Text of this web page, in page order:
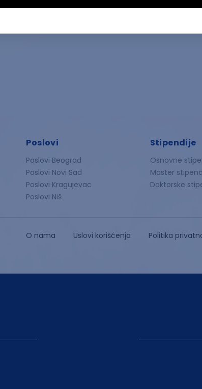
Poslovi
Poslovi Beograd
Poslovi Novi Sad
Poslovi Kragujevac
Poslovi Niš
Stipendije
Osnovne
Master
Doktorske
O nama Uslovi korišćenja Politika